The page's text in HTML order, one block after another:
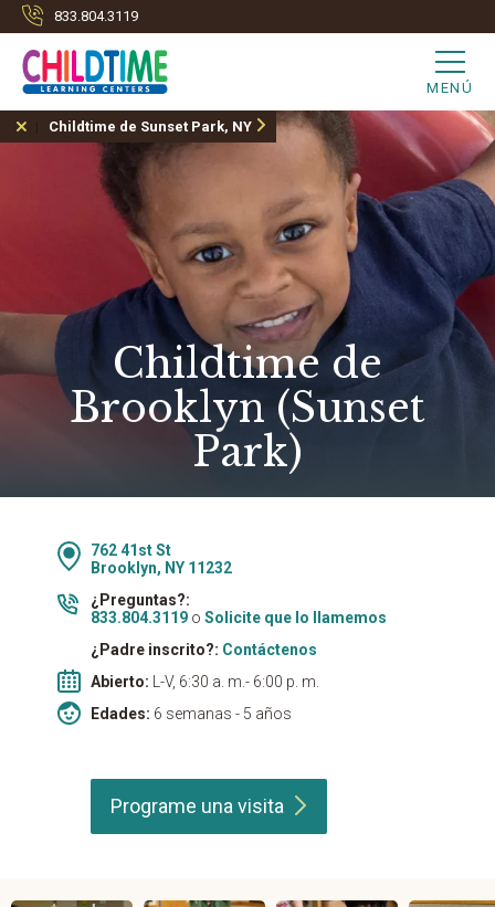
833.804.3119
MENÚ
Childtime de Sunset Park, NY
Childtime de
Brooklyn (Sunset
Park)
762 41st St
Brooklyn, NY 11232
¿Preguntas?:
833.804.3119 o Solicite que lo llamemos
¿Padre inscrito?: Contáctenos
Abierto: L-V, 6:30 a. m.- 6:00 p. m.
Edades: 6 semanas - 5 años
Programe unavisita